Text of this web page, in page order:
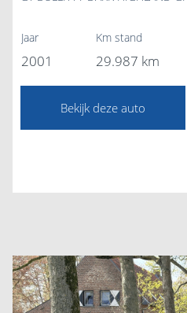
Jaar
2001
Km stand
29.987 km
Bekijk deze auto